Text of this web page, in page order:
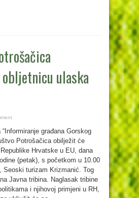
ulaska
građana Gorskog
Potrošačica obilježit će
Hrvatske u EU, dana
(petak), s početkom u 10.00
Seoski turizam Krizmanić. Tog
Javna tribina. Naglasak tribine
i njihovoj primjeni u RH,